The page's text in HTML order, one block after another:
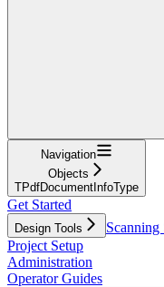
Navigation
Objects
TPdfDocumentInfoType
Get Started
Design Tools
Scanning
Project Setup
Administration
Operator Guides